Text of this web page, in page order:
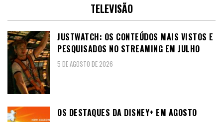
TELEVISÃO
JUSTWATCH: OS CONTEÚDOS MAIS VISTOS E
PESQUISADOS NO STREAMING EM JULHO
5 DE AGOSTO DE 2026
OS DESTAQUES DA DISNEY+ EM AGOSTO